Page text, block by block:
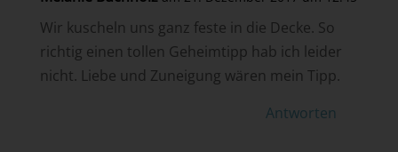
Wir kuscheln uns ganz feste in die Decke. So
richtig einen tollen Geheimtipp hab ich leider
nicht. Liebe und Zuneigung wären mein Tipp.
Antworten